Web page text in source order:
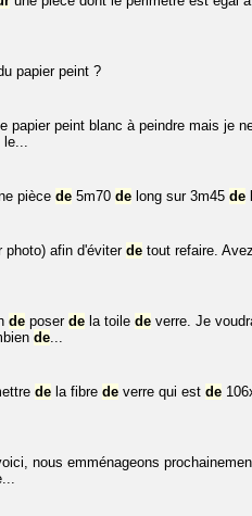
papier peint ?
papier peint blanc à peindre mais je
le...
pièce de 5m70 de long sur 3m45 de
photo) afin d'éviterde tout refaire.
de poser de la toile de verre. Je
de...
de la fibre de verre qui est de
nous emménageons